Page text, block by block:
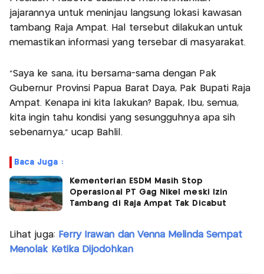
jajarannya untuk meninjau langsung lokasi kawasan
tambang Raja Ampat. Hal tersebut dilakukan untuk
memastikan informasi yang tersebar di masyarakat.
“Saya ke sana, itu bersama-sama dengan Pak
Gubernur Provinsi Papua Barat Daya, Pak Bupati Raja
Ampat. Kenapa ini kita lakukan? Bapak, Ibu, semua,
kita ingin tahu kondisi yang sesungguhnya apa sih
sebenarnya,” ucap Bahlil.
Baca Juga :
Kementerian ESDM Masih Stop
Operasional PT Gag Nikel meski Izin
Tambang di Raja Ampat Tak Dicabut
Lihat juga: Ferry Irawan dan Venna Melinda Sempat
Menolak Ketika Dijodohkan